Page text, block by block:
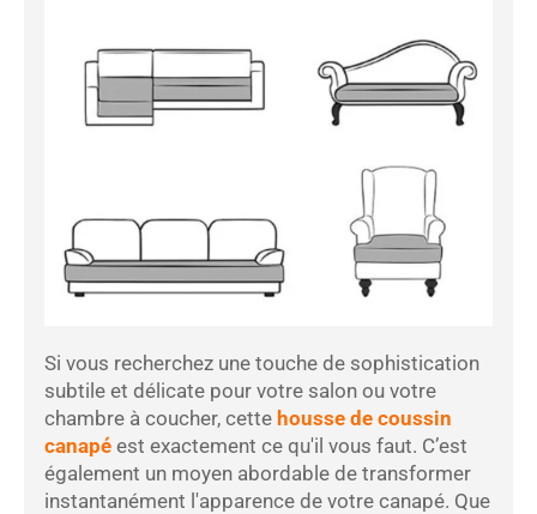
Si vous recherchez une touche de sophistication
subtile et délicate pour votre salon ou votre
chambre à coucher, cette housse de coussin
canapé est exactement ce qu'il vous faut. C’est
également un moyen abordable de transformer
instantanément l'apparence de votre canapé. Que